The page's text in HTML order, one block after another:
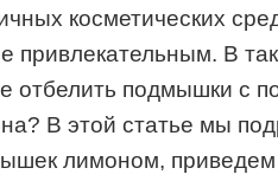
косметических
привлекательным. В
отбелить подмышки с
В этой статье мы
лимоном, приведем